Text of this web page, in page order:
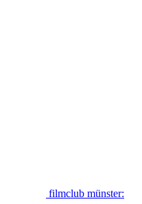
filmclub münster: